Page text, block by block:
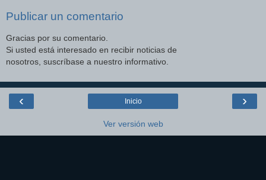
Publicar un comentario
Gracias por su comentario.
Si usted está interesado en recibir noticias de
nosotros, suscríbase a nuestro informativo.
‹ ›
Inicio
Ver versión web